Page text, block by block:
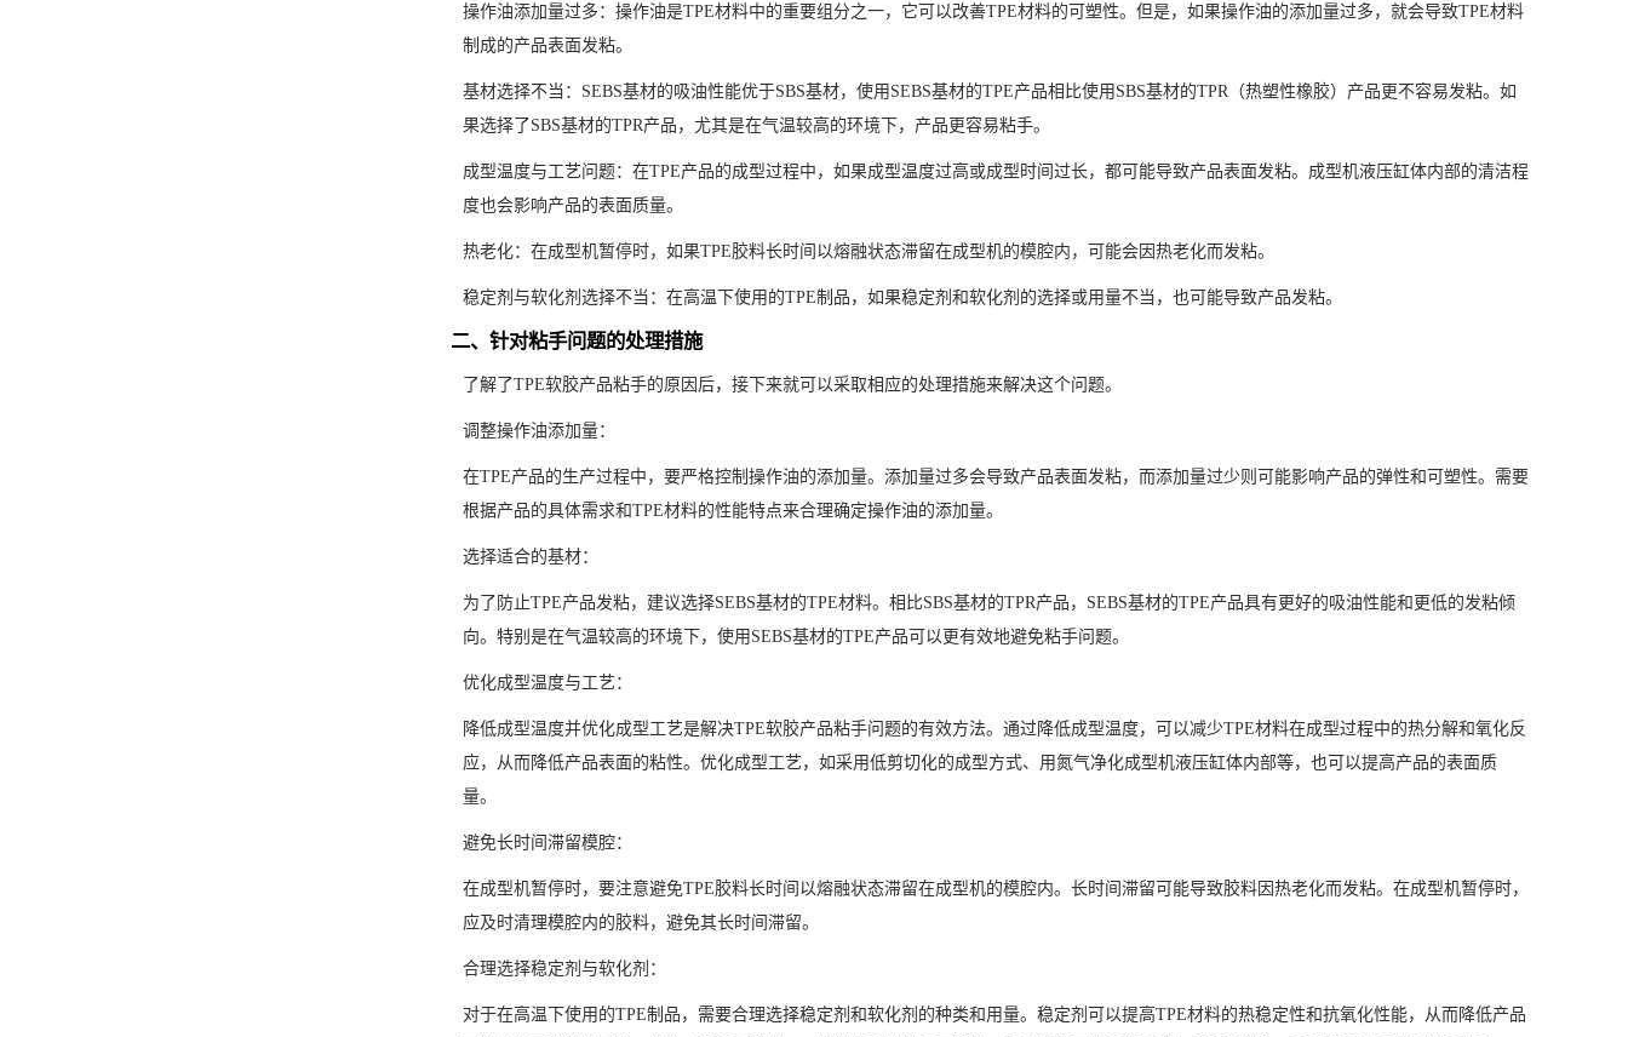
操作油添加量过多：操作油是TPE材料中的重要组分之一，它可以改善TPE材料的可塑性。但是，如果操作油的添加量过多，就会导致TPE材料
制成的产品表面发粘。
基材选择不当：SEBS基材的吸油性能优于SBS基材，使用SEBS基材的TPE产品相比使用SBS基材的TPR（热塑性橡胶）产品更不容易发粘。如
果选择了SBS基材的TPR产品，尤其是在气温较高的环境下，产品更容易粘手。
成型温度与工艺问题：在TPE产品的成型过程中，如果成型温度过高或成型时间过长，都可能导致产品表面发粘。成型机液压缸体内部的清洁程
度也会影响产品的表面质量。
热老化：在成型机暂停时，如果TPE胶料长时间以熔融状态滞留在成型机的模腔内，可能会因热老化而发粘。
稳定剂与软化剂选择不当：在高温下使用的TPE制品，如果稳定剂和软化剂的选择或用量不当，也可能导致产品发粘。
二、针对粘手问题的处理措施
了解了TPE软胶产品粘手的原因后，接下来就可以采取相应的处理措施来解决这个问题。
调整操作油添加量：
在TPE产品的生产过程中，要严格控制操作油的添加量。添加量过多会导致产品表面发粘，而添加量过少则可能影响产品的弹性和可塑性。需要
根据产品的具体需求和TPE材料的性能特点来合理确定操作油的添加量。
选择适合的基材：
为了防止TPE产品发粘，建议选择SEBS基材的TPE材料。相比SBS基材的TPR产品，SEBS基材的TPE产品具有更好的吸油性能和更低的发粘倾
向。特别是在气温较高的环境下，使用SEBS基材的TPE产品可以更有效地避免粘手问题。
优化成型温度与工艺：
降低成型温度并优化成型工艺是解决TPE软胶产品粘手问题的有效方法。通过降低成型温度，可以减少TPE材料在成型过程中的热分解和氧化反
应，从而降低产品表面的粘性。优化成型工艺，如采用低剪切化的成型方式、用氮气净化成型机液压缸体内部等，也可以提高产品的表面质
量。
避免长时间滞留模腔：
在成型机暂停时，要注意避免TPE胶料长时间以熔融状态滞留在成型机的模腔内。长时间滞留可能导致胶料因热老化而发粘。在成型机暂停时，
应及时清理模腔内的胶料，避免其长时间滞留。
合理选择稳定剂与软化剂：
对于在高温下使用的TPE制品，需要合理选择稳定剂和软化剂的种类和用量。稳定剂可以提高TPE材料的热稳定性和抗氧化性能，从而降低产品